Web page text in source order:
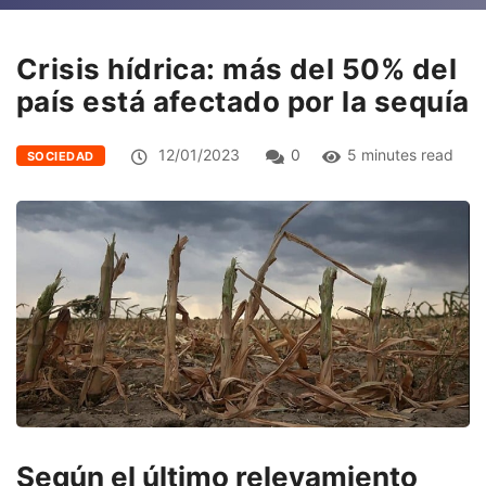
Crisis hídrica: más del 50% del
país está afectado por la sequía
SOCIEDAD 12/01/2023 0 5 minutes read
Según el último relevamiento